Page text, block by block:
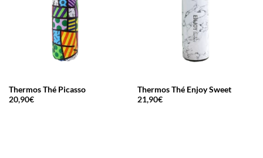
Thermos Thé Picasso
20,90€
Thermos Thé Enjoy Sweet
21,90€